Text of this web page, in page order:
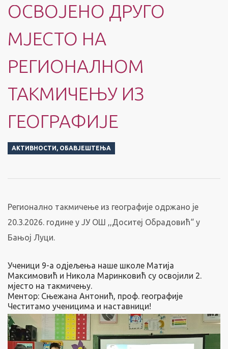
ОСВОЈЕНО ДРУГО
МЈЕСТО НА
РЕГИОНАЛНОМ
ТАКМИЧЕЊУ ИЗ
ГЕОГРАФИЈЕ
АКТИВНОСТИ, ОБАВЈЕШТЕЊА
Регионално такмичење из географије одржано је
20.3.2026. године у ЈУ ОШ ,,Доситеј Обрадовић“ у
Бањој Луци.
Ученици 9-а одјељења наше школе Матија
Максимовић и Никола Маринковић су освојили 2.
мјесто на такмичењу.
Ментор: Сњежана Антонић, проф. географије
Честитамо ученицима и наставници!